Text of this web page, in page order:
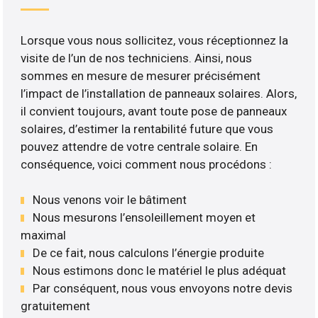
Lorsque vous nous sollicitez, vous réceptionnez la
visite de l’un de nos techniciens. Ainsi, nous
sommes en mesure de mesurer précisément
l’impact de l’installation de panneaux solaires. Alors,
il convient toujours, avant toute pose de panneaux
solaires, d’estimer la rentabilité future que vous
pouvez attendre de votre centrale solaire. En
conséquence, voici comment nous procédons :
Nous venons voir le bâtiment
Nous mesurons l’ensoleillement moyen et
maximal
De ce fait, nous calculons l’énergie produite
Nous estimons donc le matériel le plus adéquat
Par conséquent, nous vous envoyons notre devis
gratuitement